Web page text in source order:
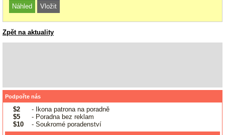
Zpět na aktuality
Podpořte nás
$2
- Ikona patrona na poradně
$5
- Poradna bez reklam
$10
- Soukromé poradenství